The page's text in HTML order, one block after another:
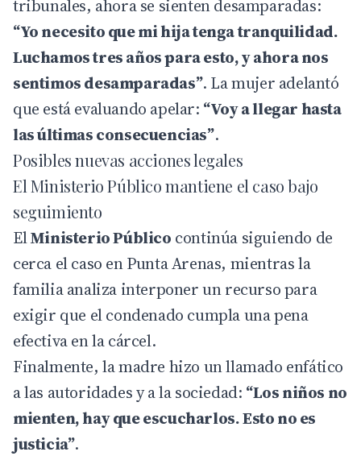
tribunales, ahora se sienten desamparadas:
“Yo necesito que mi hija tenga tranquilidad.
Luchamos tres años para esto, y ahora nos
sentimos desamparadas”. La mujer adelantó
que está evaluando apelar: “Voy a llegar hasta
las últimas consecuencias”.
Posibles nuevas acciones legales
El Ministerio Público mantiene el caso bajo
seguimiento
ElMinisterio Público continúa siguiendo de
cerca el caso en Punta Arenas, mientras la
familia analiza interponer un recurso para
exigir que el condenado cumpla una pena
efectiva en la cárcel.
Finalmente, la madre hizo un llamado enfático
a las autoridades y a la sociedad: “Los niños no
mienten, hay que escucharlos. Esto no es
justicia”.